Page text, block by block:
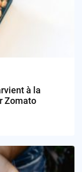
à la
Zomato